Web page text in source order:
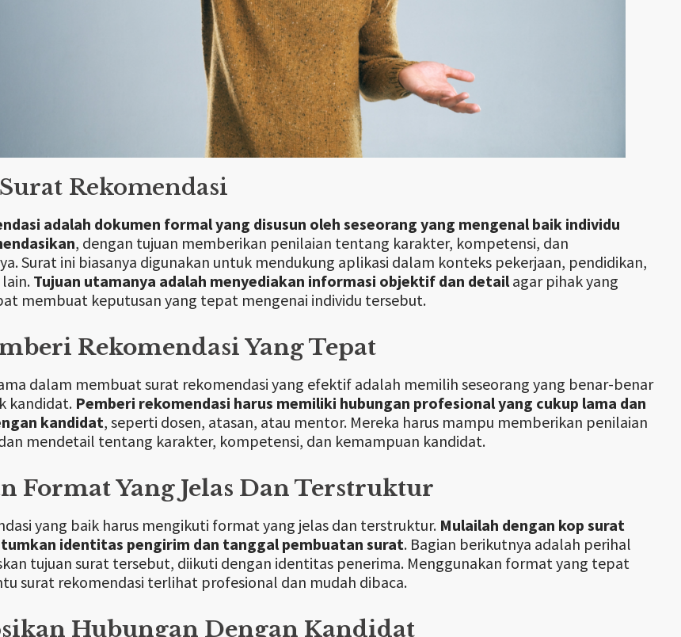
Rekomendasi
adalah dokumen formal yang disusun oleh seseorang yang mengenal baik individu
, dengan tujuan memberikan penilaian tentang karakter, kompetensi, dan
Surat ini biasanya digunakan untuk mendukung aplikasi dalam konteks pekerjaan, pendidikan,
Tujuan utamanya adalah menyediakan informasi objektif dan detail agar pihak yang
membuat keputusan yang tepat mengenai individu tersebut.
Rekomendasi Yang Tepat
dalam membuat surat rekomendasi yang efektif adalah memilih seseorang yang benar-benar
kandidat. Pemberi rekomendasi harus memiliki hubungan profesional yang cukup lama dan
kandidat, seperti dosen, atasan, atau mentor. Mereka harus mampu memberikan penilaian
mendetail tentang karakter, kompetensi, dan kemampuan kandidat.
Format Yang Jelas Dan Terstruktur
yang baik harus mengikuti format yang jelas dan terstruktur. Mulailah dengan kop surat
identitas pengirim dan tanggal pembuatan surat. Bagian berikutnya adalah perihal
tujuan surat tersebut, diikuti dengan identitas penerima. Menggunakan format yang tepat
surat rekomendasi terlihat profesional dan mudah dibaca.
Hubungan Dengan Kandidat